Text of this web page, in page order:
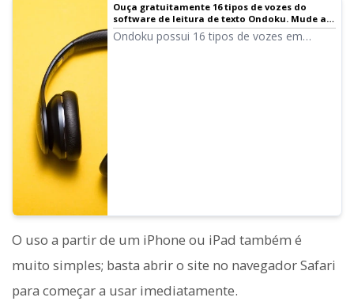
Ouça gratuitamente 16 tipos de vozes do
software de leitura de texto Ondoku. Mude a
impressão com variações de tom | Software
de leitura de texto Ondoku
Ondoku possui 16 tipos de vozes em
O uso a partir de um iPhone ou iPad também é
muito simples; basta abrir o site no navegador Safari
para começar a usar imediatamente.